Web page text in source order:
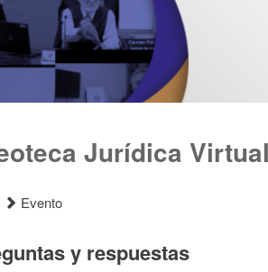
Jurídica
Evento
y respuestas